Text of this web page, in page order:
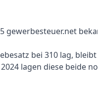
gewerbesteuer.net
bei 310 lag,
lagen diese beide